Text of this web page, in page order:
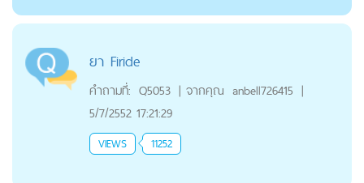
ยา Firide
คำถามที่: Q5053 | จากคุณ anbell726415 |
5/7/2552 17:21:29
VIEWS 11252